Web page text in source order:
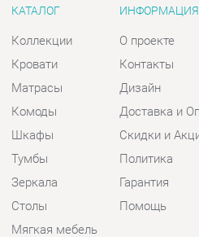
Шкафы
Тумбы
Зеркала
Столы
Мягкая мебель
Комплектующие
Скидки и Акции
Политика
Гарантия
Помощь
Шоурум и склад самовывоза
Адрес: г. Екатеринбург, пер.